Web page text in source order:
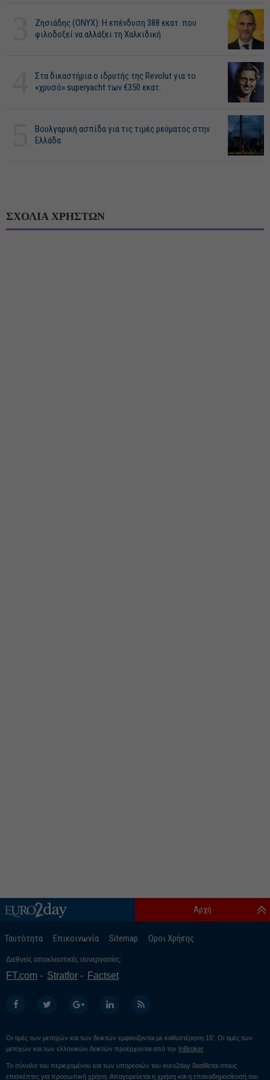
Ζησιάδης (ONYX): Η επένδυση 388 εκατ. που
φιλοδοξεί να αλλάξει τη Χαλκιδική
Στα δικαστήρια ο ιδρυτής της Revolut για το
«χρυσό» superyacht των €350 εκατ.
Βουλγαρική ασπίδα για τις τιμές ρεύματος στην
Ελλάδα
ΣΧΟΛΙΑ ΧΡΗΣΤΩΝ
Ταυτότητα Επικοινωνία Sitemap Οροι Χρήσης
Αρχή
Διεθνείς αποκλειστικές συνεργασίες:
FT.com Stratfor Factset
Οι τιμές των μετοχών και των δεικτών εμφανίζονται με καθυστέρηση 15’. Οι τιμές των
μετοχών και των ελληνικών δεικτών προέρχονται από την InBroker
Το σύνολο του περιεχομένου και των υπηρεσιών του euro2day διατίθεται στους
επισκέπτες για προσωπική χρήση. Απαγορεύεται η χρήση και η επαναδημοσίευσή του